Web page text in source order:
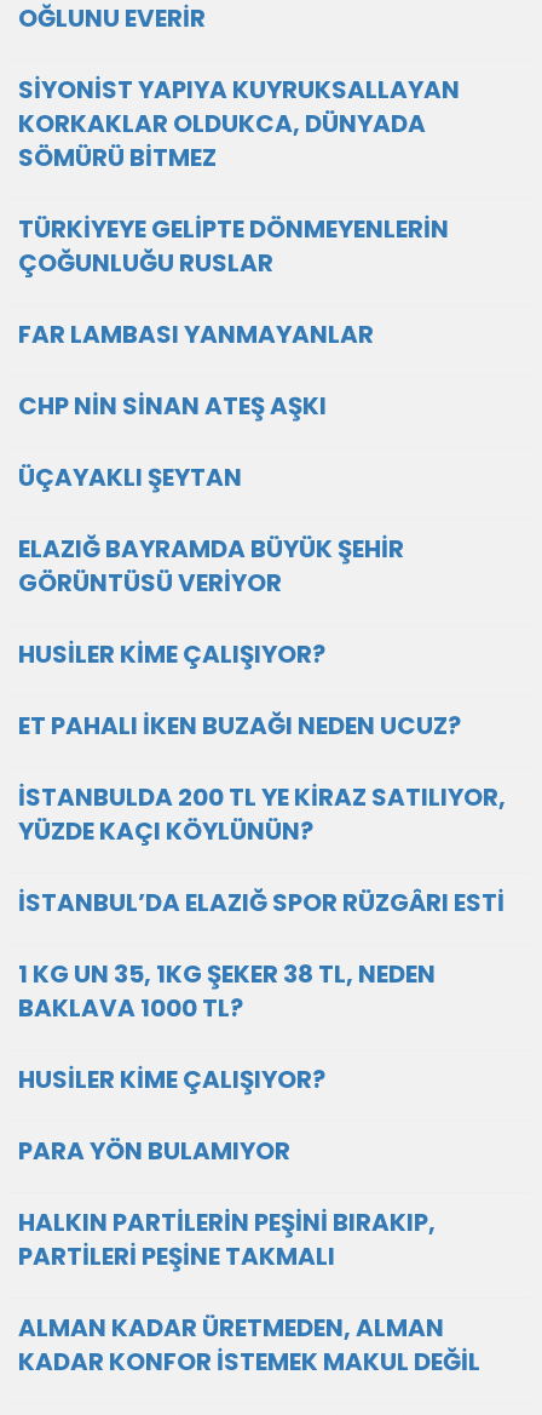
OĞLUNU EVERİR
SİYONİST YAPIYA KUYRUKSALLAYAN
KORKAKLAR OLDUKCA, DÜNYADA
SÖMÜRÜ BİTMEZ
TÜRKİYEYE GELİPTE DÖNMEYENLERİN
ÇOĞUNLUĞU RUSLAR
FAR LAMBASI YANMAYANLAR
CHP NİN SİNAN ATEŞ AŞKI
ÜÇAYAKLI ŞEYTAN
ELAZIĞ BAYRAMDA BÜYÜK ŞEHİR
GÖRÜNTÜSÜ VERİYOR
HUSİLER KİME ÇALIŞIYOR?
ET PAHALI İKEN BUZAĞI NEDEN UCUZ?
İSTANBULDA 200 TL YE KİRAZ SATILIYOR,
YÜZDE KAÇI KÖYLÜNÜN?
İSTANBUL’DA ELAZIĞ SPOR RÜZGÂRI ESTİ
1 KG UN 35, 1KG ŞEKER 38 TL, NEDEN
BAKLAVA 1000 TL?
HUSİLER KİME ÇALIŞIYOR?
PARA YÖN BULAMIYOR
HALKIN PARTİLERİN PEŞİNİ BIRAKIP,
PARTİLERİ PEŞİNE TAKMALI
ALMAN KADAR ÜRETMEDEN, ALMAN
KADAR KONFOR İSTEMEK MAKUL DEĞİL